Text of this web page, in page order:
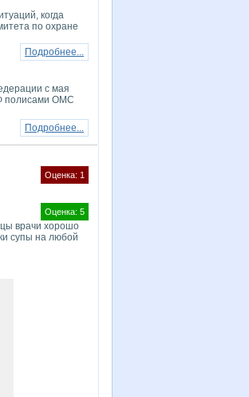
когда
по охране
Подробнее...
с мая
полисами ОМС
Подробнее...
Оценка: 1
Оценка: 5
врачи хорошо
супы на любой